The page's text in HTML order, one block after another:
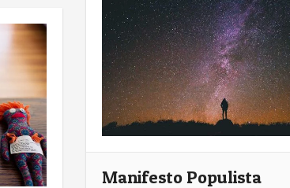
Manifesto Populista